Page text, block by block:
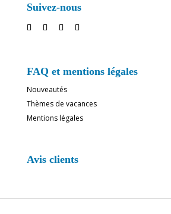
Suivez-nous
FAQ et mentions légales
Nouveautés
Thèmes de vacances
Mentions légales
Avis clients